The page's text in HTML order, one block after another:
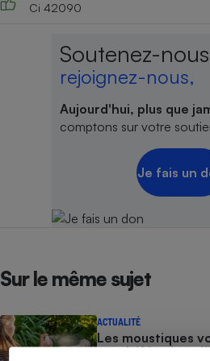
Ci 42090
Soutenez-
rejoignez-nous,
Aujourd'hui, plus que
comptons sur votre
Je fais un
Sur le même sujet
ACTUALITÉ
Les moustiques
répulsif le plus